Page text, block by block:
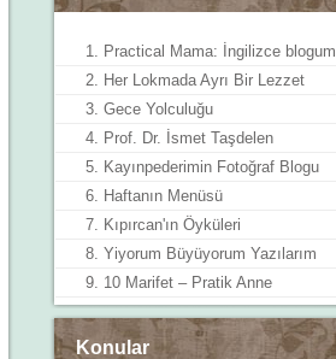
1. Practical Mama: İngilizce blogum
2. Her Lokmada Ayrı Bir Lezzet
3. Gece Yolculuğu
4. Prof. Dr. İsmet Taşdelen
5. Kayınpederimin Fotoğraf Blogu
6. Haftanın Menüsü
7. Kıpırcan'ın Öyküleri
8. Yiyorum Büyüyorum Yazılarım
9. 10 Marifet – Pratik Anne
Konular